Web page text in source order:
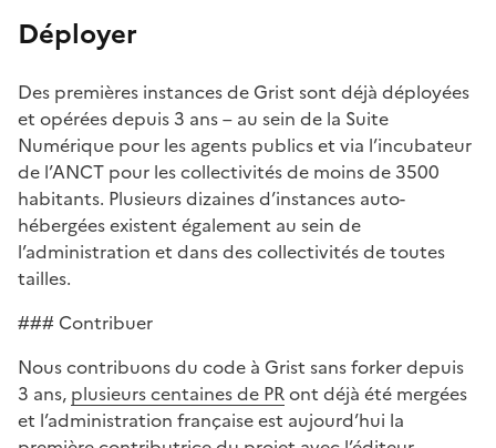
Déployer
Des premières instances de Grist sont déjà déployées
et opérées depuis 3 ans – au sein de la Suite
Numérique pour les agents publics et via l’incubateur
de l’ANCT pour les collectivités de moins de 3500
habitants. Plusieurs dizaines d’instances auto-
hébergées existent également au sein de
l’administration et dans des collectivités de toutes
tailles.
### Contribuer
Nous contribuons du code à Grist sans forker depuis
3 ans, plusieurs centaines de PRont déjà été mergées
et l’administration française est aujourd’hui la